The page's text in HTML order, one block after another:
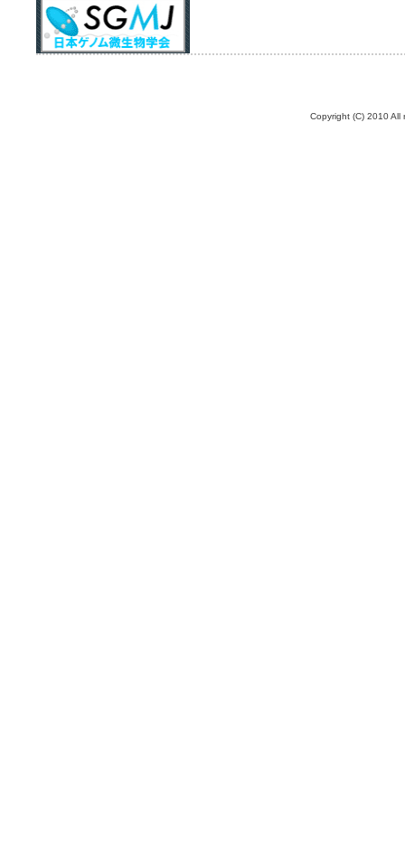
Copyright (C) 2010